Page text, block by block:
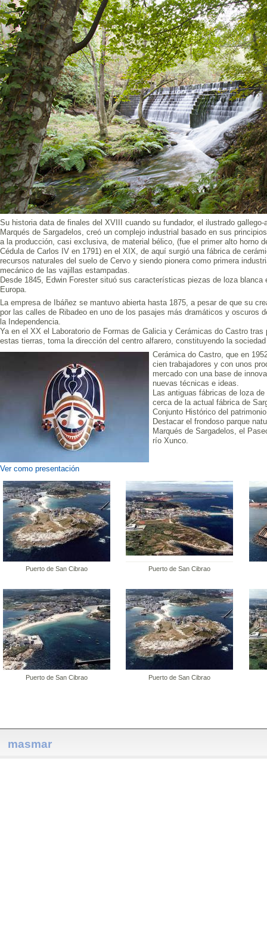
Su historia data de finales del XVIII cuando su fundador, el ilustrado
Marqués de Sargadelos, creó un complejo industrial basado en sus
a la producción, casi exclusiva, de material bélico, (fue el primer alto horno
Cédula de Carlos IV en 1791) en el XIX, de aquí surgió una fábrica de
recursos naturales del suelo de Cervo y siendo pionera como primera
mecánico de las vajillas estampadas.
Desde 1845, Edwin Forester situó sus características piezas de loza
Europa.
La empresa de Ibáñez se mantuvo abierta hasta 1875, a pesar de que su
por las calles de Ribadeo en uno de los pasajes más dramáticos y oscuros
la Independencia.
Ya en el XX el Laboratorio de Formas de Galicia y Cerámicas do Castro
estas tierras, toma la dirección del centro alfarero, constituyendo la
Cerámica do Castro, que en
cien trabajadores y con unos
mercado con una base de
nuevas técnicas e ideas.
Las antiguas fábricas de loza
cerca de la actual fábrica de
Conjunto Histórico del
Destacar el frondoso parque
Marqués de Sargadelos, el
río Xunco.
Ver como presentación
Puerto de San Cibrao Puerto de San Cibrao
Puerto de San Cibrao Puerto de San Cibrao
masmar